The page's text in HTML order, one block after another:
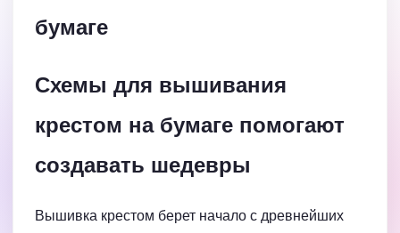
бумаге
Схемы для вышивания
крестом на бумаге помогают
создавать шедевры
Вышивка крестом берет начало с древнейших